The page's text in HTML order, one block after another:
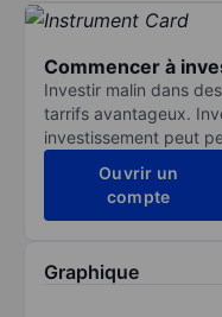
Commencer à
Investir malin dans
tarrifs avantageux.
investissement peut
Ouvrir un
compte
Graphique